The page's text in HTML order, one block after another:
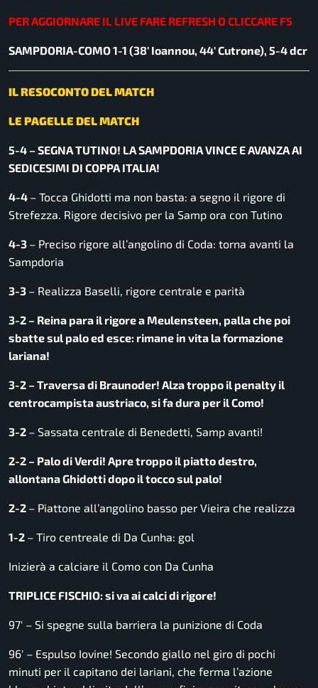
PER AGGIORNARE IL LIVE FARE REFRESH O CLICCARE F5
SAMPDORIA-COMO 1-1 (38′ Ioannou, 44′ Cutrone), 5-4 dcr
IL RESOCONTO DEL MATCH
LE PAGELLE DEL MATCH
5-4 – SEGNA TUTINO! LA SAMPDORIA VINCE E AVANZA AI
SEDICESIMI DI COPPA ITALIA!
4-4 – Tocca Ghidotti ma non basta: a segno il rigore di
Strefezza. Rigore decisivo per la Samp ora con Tutino
4-3 – Preciso rigore all’angolino di Coda: torna avanti la
Sampdoria
3-3 – Realizza Baselli, rigore centrale e parità
3-2 – Reina para il rigore a Meulensteen, palla che poi
sbatte sul palo ed esce: rimane in vita la formazione
lariana!
3-2 – Traversa di Braunoder! Alza troppo il penalty il
centrocampista austriaco, si fa dura per il Como!
3-2 – Sassata centrale di Benedetti, Samp avanti!
2-2 – Palo di Verdi! Apre troppo il piatto destro,
allontana Ghidotti dopo il tocco sul palo!
2-2 – Piattone all’angolino basso per Vieira che realizza
1-2 – Tiro centreale di Da Cunha: gol
Inizierà a calciare il Como con Da Cunha
TRIPLICE FISCHIO: si va ai calci di rigore!
97′ – Si spegne sulla barriera la punizione di Coda
96′ – Espulso Iovine! Secondo giallo nel giro di pochi
minuti per il capitano dei lariani, che ferma l’azione